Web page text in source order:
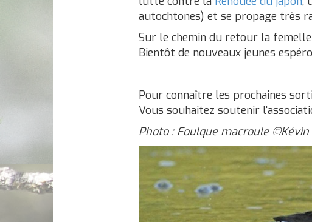
autochtones) et se propage très
Sur le chemin du retour la
Bientôt de nouveaux jeunes
Pour connaître les prochaines
Vous souhaitez soutenir
Photo : Foulque macroule ©Kévin